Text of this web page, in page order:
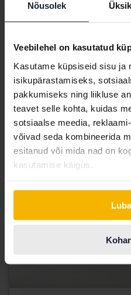
Nõusolek
Veebilehel on kasutatud
Kasutame küpsiseid sisu ja
isikupärastamiseks,
pakkumiseks ning liikluse
teavet selle kohta, kuidas
sotsiaalse meedia,
võivad seda kombineerida
esitanud või mida nad on
kasutamise käigus.
Audi A6
Sedan 45 TFSI quattro
Linköping (Jägarvallen)
Alghind:
Meie hindamine on teel